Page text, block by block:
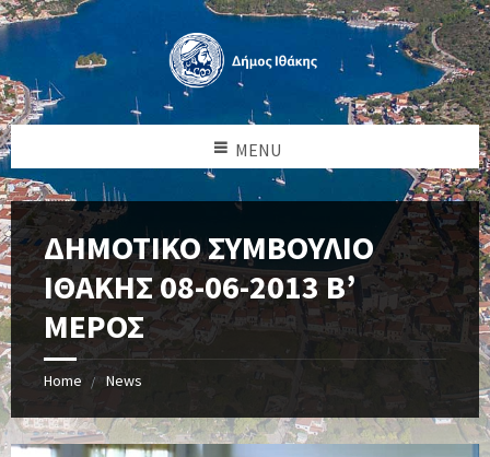
MENU
ΔΗΜΟΤΙΚΟ ΣΥΜΒΟΥΛΙΟ
ΙΘΑΚΗΣ 08-06-2013 Β’
ΜΕΡΟΣ
Home News